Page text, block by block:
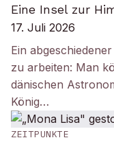
Eine Insel zur
17. Juli 2026
Ein
zu arbeiten: Man
dänischen
König…
ZEITPUNKTE